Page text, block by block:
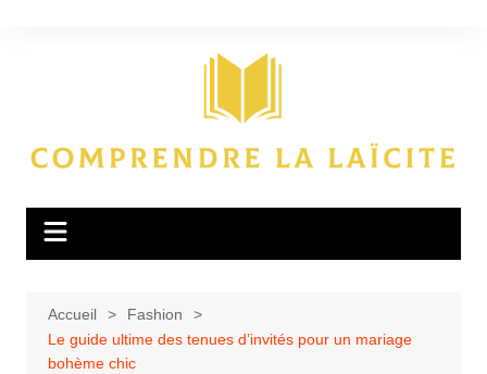
Accueil
Fashion
Le guide ultime des tenues d’invités pour un mariage
bohème chic